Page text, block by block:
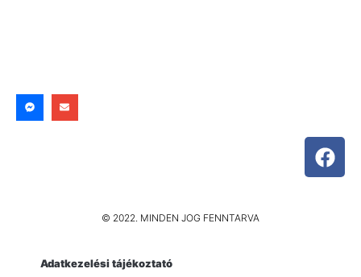
© 2022. MINDEN JOG FENNTARVA
Adatkezelési tájékoztató